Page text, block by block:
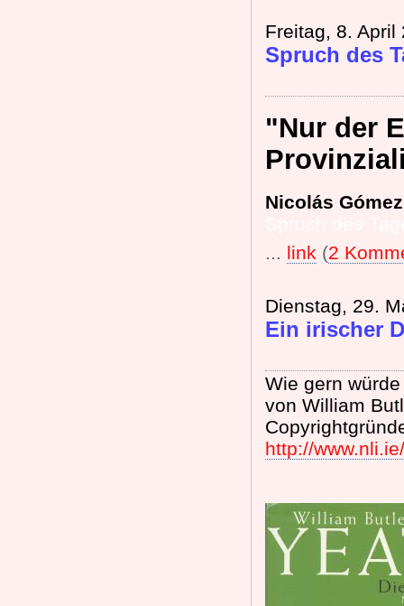
Freitag, 8. April
Spruch des
"Nur der
Nicolás
... link (2
Dienstag, 29.
Ein irischer
Wie gern
von William
http://